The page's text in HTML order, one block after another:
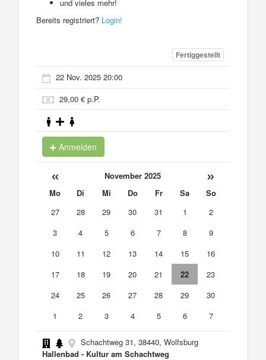
und vieles mehr!
Bereits registriert? Login!
Fertiggestellt
22 Nov. 2025 20:00
29,00 € p.P.
Anmelden
« November 2025 »
Mo Di Mi Do Fr Sa
So
27
28 29 30 31 1
2
3
4 5 6 7 8
9
10
11 12 13 14 15
16
17
18 19 20 21 22
23
24
25 26 27 28 29
30
1
2 3 4 5 6 7
Schachtweg 31, 38440, Wolfsburg
Hallenbad - Kultur am Schachtweg